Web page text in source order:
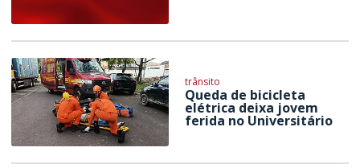
trânsito
Queda de bicicleta
elétrica deixa jovem
ferida no Universitário